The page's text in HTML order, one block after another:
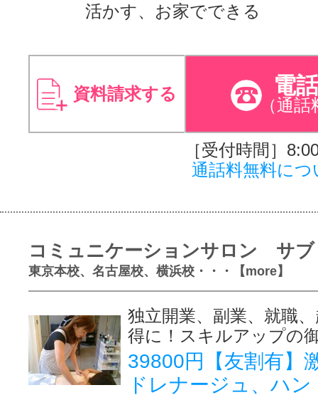
活かす、お家でできる
資料請求する 電
（通話
［受付時間］
通話料無料につ
コミュニケーションサロン サブ
東京本校、名古屋校、横浜校・・・【more】
独立開業、副業、就職
得に！スキルアップの
39800円【友割有】
ドレナージュ、ハ